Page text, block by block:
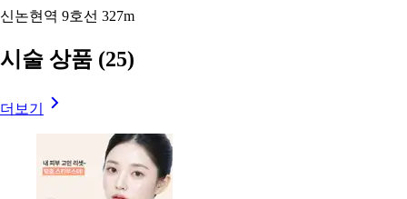
신논현역 9호선 327m
시술 상품 (25)
더보기